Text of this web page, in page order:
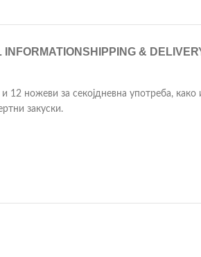
SHIPPING &
ножеви за секојдневна употреба,
закуски.